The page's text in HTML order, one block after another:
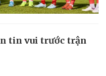
tin vui trước trận